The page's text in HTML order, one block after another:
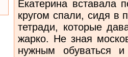
Екатерина вставала
кругом спали, сидя в
тетради, которые
жарко. Не зная
нужным обуваться